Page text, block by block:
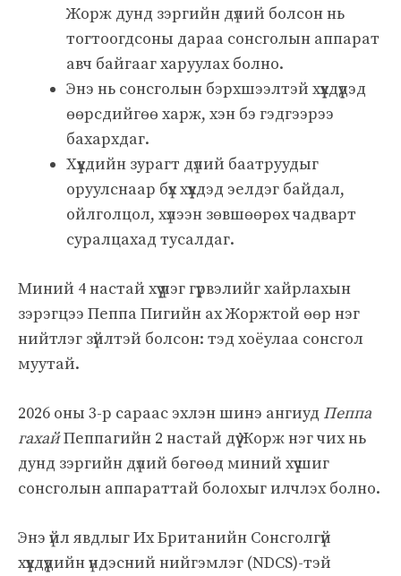
Жорж дунд зэргийн дүлий болсон нь
тогтоогдсоны дараа сонсголын аппарат
авч байгааг харуулах болно.
Энэ нь сонсголын бэрхшээлтэй хүүхдүүдэд
өөрсдийгөө харж, хэн бэ гэдгээрээ
бахархдаг.
Хүүхдийн зурагт дүлий баатруудыг
оруулснаар бүх хүүхдэд эелдэг байдал,
ойлголцол, хүлээн зөвшөөрөх чадварт
суралцахад тусалдаг.
Миний 4 настай хүү үлэг гүрвэлийг хайрлахын
зэрэгцээ Пеппа Пигийн ах Жоржтой өөр нэг
нийтлэг зүйлтэй болсон: тэд хоёулаа сонсгол
муутай.
2026 оны 3-р сараас эхлэн шинэ ангиуд Пеппа
гахайПеппагийн 2 настай дүү Жорж нэг чих нь
дунд зэргийн дүлий бөгөөд миний хүү шиг
сонсголын аппараттай болохыг илчлэх болно.
Энэ үйл явдлыг Их Британийн Сонсголгүй
хүүхдүүдийн үндэсний нийгэмлэг (NDCS)-тэй